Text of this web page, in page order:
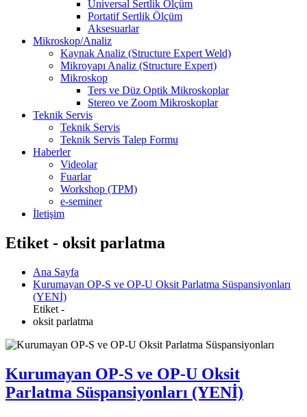
Üniversal Sertlik Ölçüm
Portatif Sertlik Ölçüm
Aksesuarlar
Mikroskop/Analiz
Kaynak Analiz (Structure Expert Weld)
Mikroyapı Analiz (Structure Expert)
Mikroskop
Ters ve Düz Optik Mikroskoplar
Stereo ve Zoom Mikroskoplar
Teknik Servis
Teknik Servis
Teknik Servis Talep Formu
Haberler
Videolar
Fuarlar
Workshop (TPM)
e-seminer
İletişim
Etiket - oksit parlatma
Ana Sayfa
Kurumayan OP-S ve OP-U Oksit Parlatma Süspansiyonları
(YENİ)
Etiket -
oksit parlatma
Kurumayan OP-S ve OP-U Oksit
Parlatma Süspansiyonları (YENİ)